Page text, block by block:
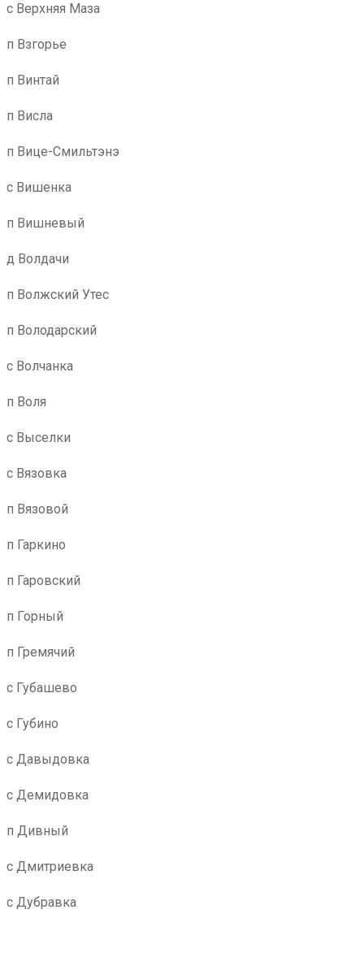
с Верхняя Маза
п Взгорье
п Винтай
п Висла
п Вице-Смильтэнэ
с Вишенка
п Вишневый
д Волдачи
п Волжский Утес
п Володарский
с Волчанка
п Воля
с Выселки
с Вязовка
п Вязовой
п Гаркино
п Гаровский
п Горный
п Гремячий
с Губашево
с Губино
с Давыдовка
с Демидовка
п Дивный
с Дмитриевка
с Дубравка